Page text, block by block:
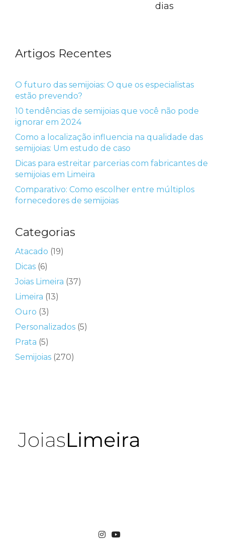
dias
Artigos Recentes
O futuro das semijoias: O que os especialistas
estão prevendo?
10 tendências de semijoias que você não pode
ignorar em 2024
Como a localização influencia na qualidade das
semijoias: Um estudo de caso
Dicas para estreitar parcerias com fabricantes de
semijoias em Limeira
Comparativo: Como escolher entre múltiplos
fornecedores de semijoias
Categorias
Atacado (19)
Dicas (6)
Joias Limeira (37)
Limeira (13)
Ouro (3)
Personalizados (5)
Prata (5)
Semijoias (270)